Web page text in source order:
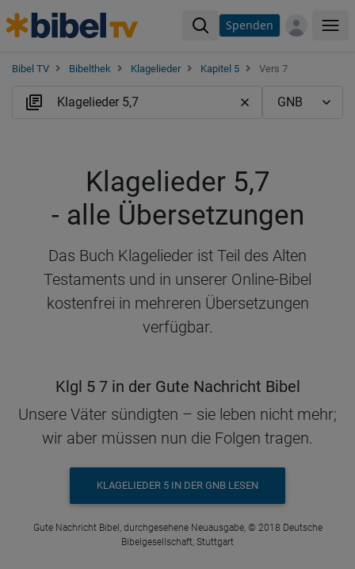
Spenden
Bibel TV Bibelthek Klagelieder Kapitel 5 Vers 7
Klagelieder 5,7
- alle Übersetzungen
Das Buch Klagelieder ist Teil des Alten
Testaments und in unserer Online-Bibel
kostenfrei in mehreren Übersetzungen
verfügbar.
Klgl 5 7 in der Gute Nachricht Bibel
Unsere Väter sündigten – sie leben nicht mehr;
wir aber müssen nun die Folgen tragen.
KLAGELIEDER 5 IN DER GNB LESEN
Gute Nachricht Bibel, durchgesehene Neuausgabe, © 2018 Deutsche
Bibelgesellschaft, Stuttgart